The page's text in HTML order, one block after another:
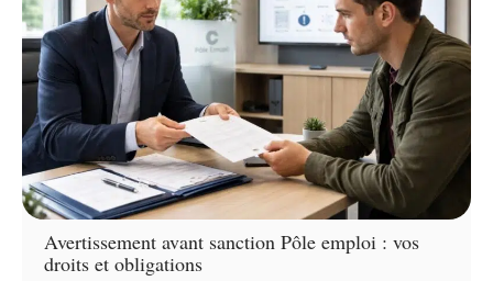
Avertissement avant sanction Pôle emploi : vos
droits et obligations